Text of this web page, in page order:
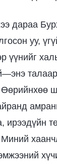
дараа
уу,
үүнийг
ирээдүйн
Миний